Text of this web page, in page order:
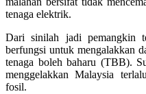
tenaga elektrik.
Dari sinilah jadi pemangkin
berfungsi untuk mengalakkan
tenaga boleh baharu (TBB).
menggelakkan Malaysia
fosil.